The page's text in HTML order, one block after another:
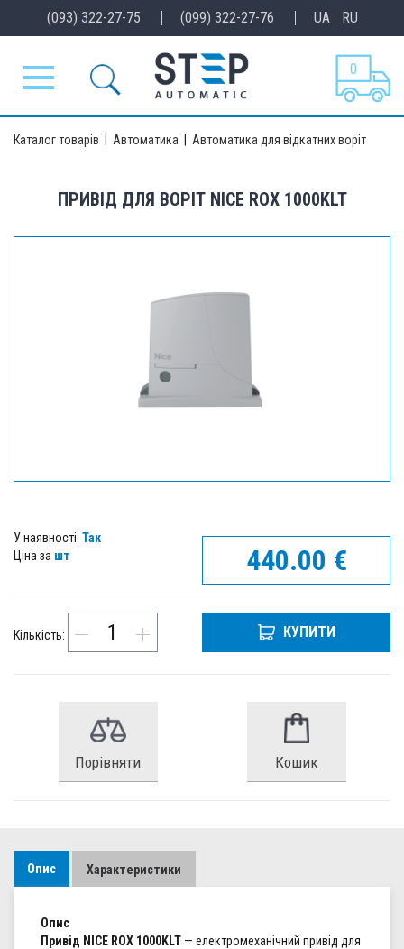
(093) 322-27-75 (099) 322-27-76 UA RU
0
Каталог товарів Автоматика Автоматика для відкатних воріт
ПРИВІД ДЛЯ ВОРІТ NICE ROX 1000KLT
У наявності: Так
Ціна за шт 440.00 €
Кількість: КУПИТИ
Порівняти Кошик
Опис Характеристики
Опис
Привід NICE ROX 1000KLT — електромеханічний привід для